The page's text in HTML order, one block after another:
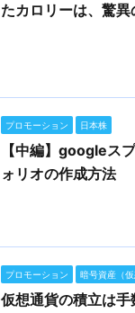
たカロリーは、驚
プロモーション 日本株
【中編】googleス
ォリオの作成方法
プロモーション 暗号資産（仮
仮想通貨の積立は